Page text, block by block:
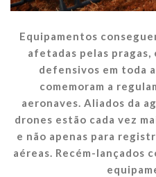
Equipamentos
afetadas pelas
defensivos em toda
comemoram a
aeronaves. Aliados da
drones estão cada vez
e não apenas para
aéreas. Recém-lançados